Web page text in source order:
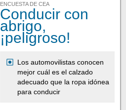
ENCUESTA DE CEA
Conducir con
abrigo,
¡peligroso!
Los automovilistas conocen
mejor cuál es el calzado
adecuado que la ropa idónea
para conducir